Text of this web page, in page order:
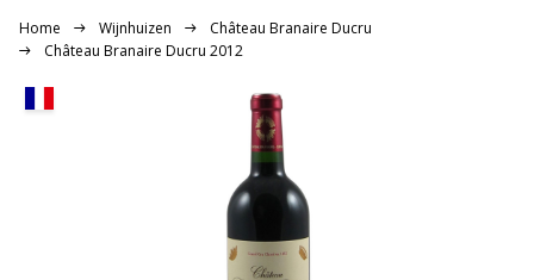
Home Wijnhuizen
Château Branaire Ducru
Château Branaire Ducru 2012